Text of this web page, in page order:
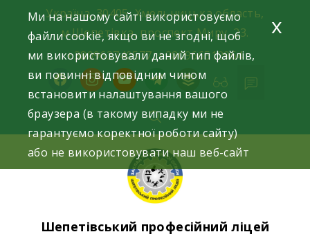
content
Україна, 30405, Хмельницька область,
м.Шепетівка, проспект Миру, 23.
+380963740577, +380966512964
facebookinstagramyoutubetelegram
buffer
Шепетівський професійний ліцей
Ми на нашому сайті використовуємо
файли cookie, якщо ви не згодні, щоб
ми використовували даний тип файлів,
ви повинні відповідним чином
встановити налаштування вашого
браузера (в такому випадку ми не
гарантуємо коректної роботи сайту)
або не використовувати наш веб-сайт
x